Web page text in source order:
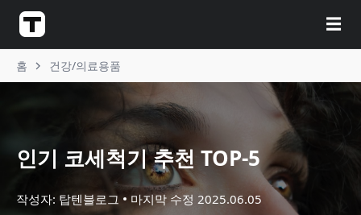
☰
홈 건강/의료용품
인기 코세척기 추천 TOP-5
작성자: 탑텐블로그 마지막 수정 2025.06.05